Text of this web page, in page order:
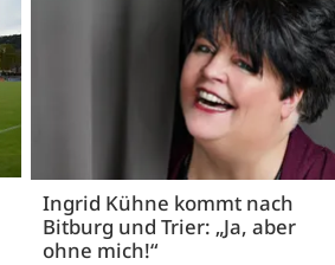
Ingrid Kühne kommt nach
Bitburg und Trier: „Ja, aber
ohne mich!“